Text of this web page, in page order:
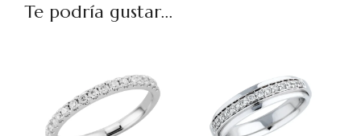
Te podría gustar...